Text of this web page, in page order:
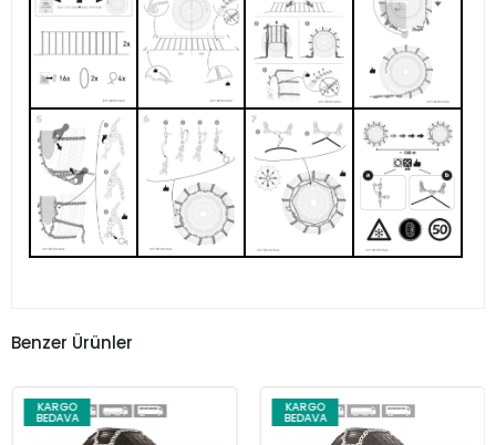
Benzer Ürünler
KARGO
BEDAVA
KARGO
BEDAVA